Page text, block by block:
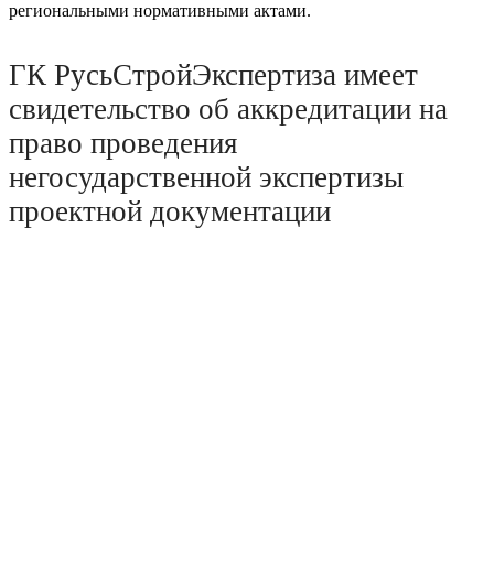
региональными нормативными актами.
ГК РусьСтройЭкспертиза имеет
свидетельство об аккредитации на
право проведения
негосударственной экспертизы
проектной документации